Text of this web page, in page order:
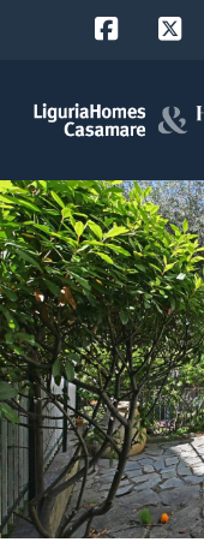
EN
FR
DE
RU
О
нас
Наши
услуги
Выберите
место
поиска
выберите район
Город